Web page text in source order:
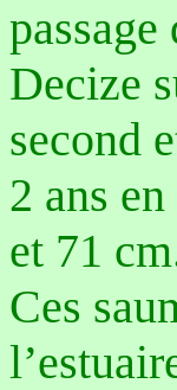
Decize
second
2 ans
et 71
Ces